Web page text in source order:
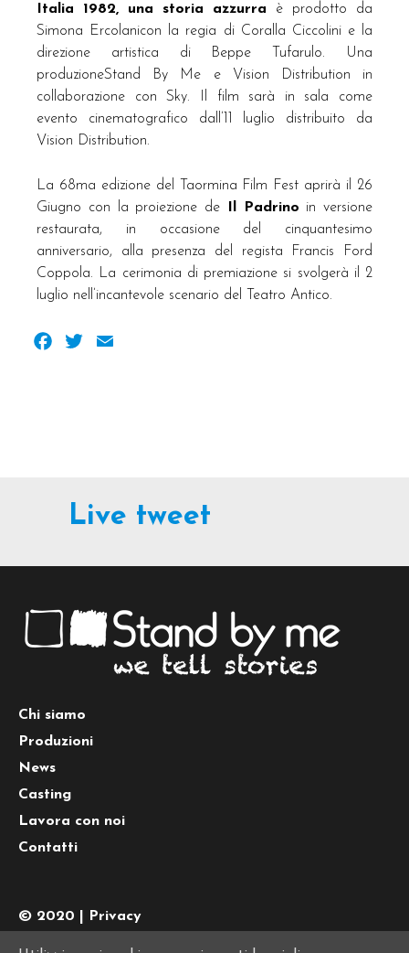
Italia 1982, una storia azzurra è prodotto da
Simona Ercolanicon la regia di Coralla Ciccolini e la
direzione artistica di Beppe Tufarulo. Una
produzioneStand By Me e Vision Distribution in
collaborazione con Sky. Il film sarà in sala come
evento cinematografico dall’11 luglio distribuito da
Vision Distribution.
La 68ma edizione del Taormina Film Fest aprirà il 26
Giugno con la proiezione de
Il Padrino in versione
restaurata, in occasione del cinquantesimo
anniversario, alla presenza del regista Francis Ford
Coppola. La cerimonia di premiazione si svolgerà il 2
luglio nell’incantevole scenario del Teatro Antico.
Facebook
Twitter
Live tweet
Chi siamo
Produzioni
News
Casting
Lavora con noi
Contatti
© 2020 |
Privacy